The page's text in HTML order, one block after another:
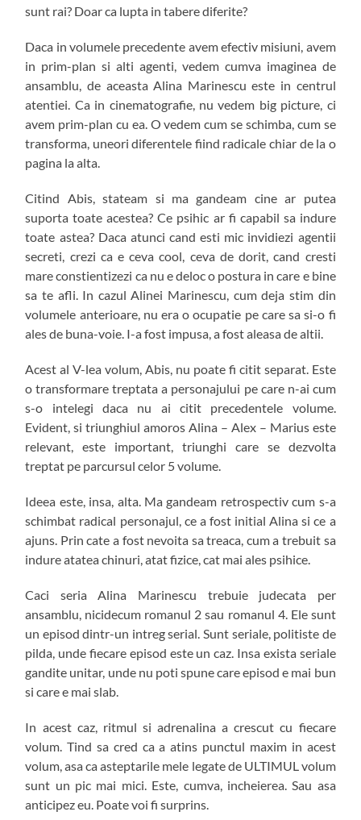
sunt rai? Doar ca lupta in tabere diferite?
Daca in volumele precedente avem efectiv misiuni, avem
in prim-plan si alti agenti, vedem cumva imaginea de
ansamblu, de aceasta Alina Marinescu este in centrul
atentiei. Ca in cinematografie, nu vedem big picture, ci
avem prim-plan cu ea. O vedem cum se schimba, cum se
transforma, uneori diferentele fiind radicale chiar de la o
pagina la alta.
Citind Abis, stateam si ma gandeam cine ar putea
suporta toate acestea? Ce psihic ar fi capabil sa indure
toate astea? Daca atunci cand esti mic invidiezi agentii
secreti, crezi ca e ceva cool, ceva de dorit, cand cresti
mare constientizezi ca nu e deloc o postura in care e bine
sa te afli. In cazul Alinei Marinescu, cum deja stim din
volumele anterioare, nu era o ocupatie pe care sa si-o fi
ales de buna-voie. I-a fost impusa, a fost aleasa de altii.
Acest al V-lea volum, Abis, nu poate fi citit separat. Este
o transformare treptata a personajului pe care n-ai cum
s-o intelegi daca nu ai citit precedentele volume.
Evident, si triunghiul amoros Alina – Alex – Marius este
relevant, este important, triunghi care se dezvolta
treptat pe parcursul celor 5 volume.
Ideea este, insa, alta. Ma gandeam retrospectiv cum s-a
schimbat radical personajul, ce a fost initial Alina si ce a
ajuns. Prin cate a fost nevoita sa treaca, cum a trebuit sa
indure atatea chinuri, atat fizice, cat mai ales psihice.
Caci seria Alina Marinescu trebuie judecata per
ansamblu, nicidecum romanul 2 sau romanul 4. Ele sunt
un episod dintr-un intreg serial. Sunt seriale, politiste de
pilda, unde fiecare episod este un caz. Insa exista seriale
gandite unitar, unde nu poti spune care episod e mai bun
si care e mai slab.
In acest caz, ritmul si adrenalina a crescut cu fiecare
volum. Tind sa cred ca a atins punctul maxim in acest
volum, asa ca asteptarile mele legate de ULTIMUL volum
sunt un pic mai mici. Este, cumva, incheierea. Sau asa
anticipez eu. Poate voi fi surprins.